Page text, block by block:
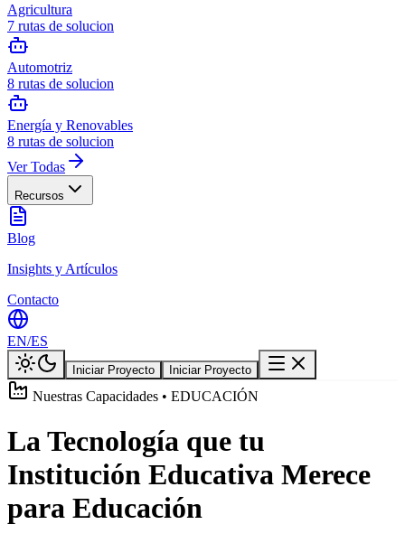
Agricultura
7 rutas de solucion
Automotriz
8 rutas de solucion
Energía y Renovables
8 rutas de solucion
Ver Todas
Recursos
Blog
Insights y Artículos
Contacto
EN/ES
Iniciar Proyecto Iniciar Proyecto
Nuestras Capacidades • EDUCACIÓN
La Tecnología que tu
Institución Educativa Merece
para Educación